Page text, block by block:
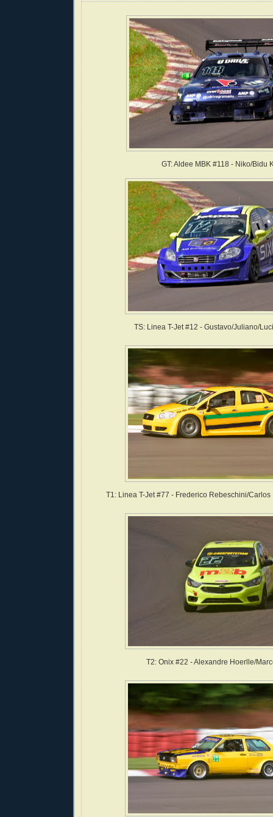
GT: Aldee MBK #118 - Niko/Bidu
TS: Linea T-Jet #12 - Gustavo/Juliano/
T1: Linea T-Jet #77 - Frederico Rebeschini/
T2: Onix #22 - Alexandre Hoerlle/